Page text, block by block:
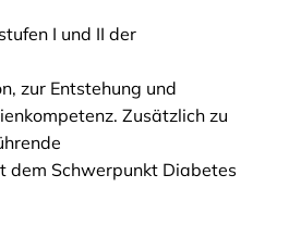
I und II der
zur Entstehung und
Zusätzlich zu
dem Schwerpunkt Diabetes